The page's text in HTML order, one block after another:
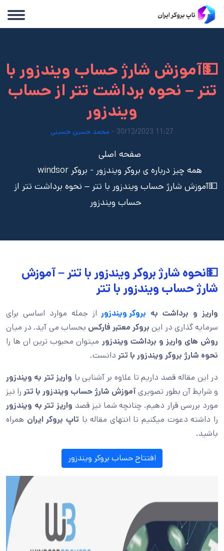
💵آموزش شارژ حساب ویندزور با
تتر – نحوه برداشت تتر از حساب
ویندزور
11:27 30/12/2023 - محمد حسین حسینی
صفحه اصلی
همه چیز درباره ی بروکر ویندزور - بروکر windsor
💵آموزش شارژ حساب ویندزور با تتر – نحوه برداشت تتر از
حساب ویندزور
💵نحوه شارژ بروکر ویندزور با تتر – آموزش
شارژ حساب ویندزور با تتر
واریز و برداشت به بروکر ویندزوراز جمله موارد اساسی برای
سرمایه گذاری در این بروکر معتبر فارکس بحساب می آید. در میان
روش های واریز و برداشت ویندزور میتوان محبوب ترین ان ها را
نحوه شارژ بروکر ویندزور با تتر دانست.
در این مقاله قصد داریم تا علاوه بر آشنایی با واریز تتر به ویندزور
و شرایط آن بطور تصویریآموزش شارژ حساب ویندزور با تتر را نیز
مورد بررسی قرار دهیم. چنانچه شما نیز قصد واریز تتر به ویندزور
را داشته دعوت میکنیم تا انتهای مقاله با تاپ بروکر ایران همراه
باشید.
افتتاح حساب بروکر ویندزور